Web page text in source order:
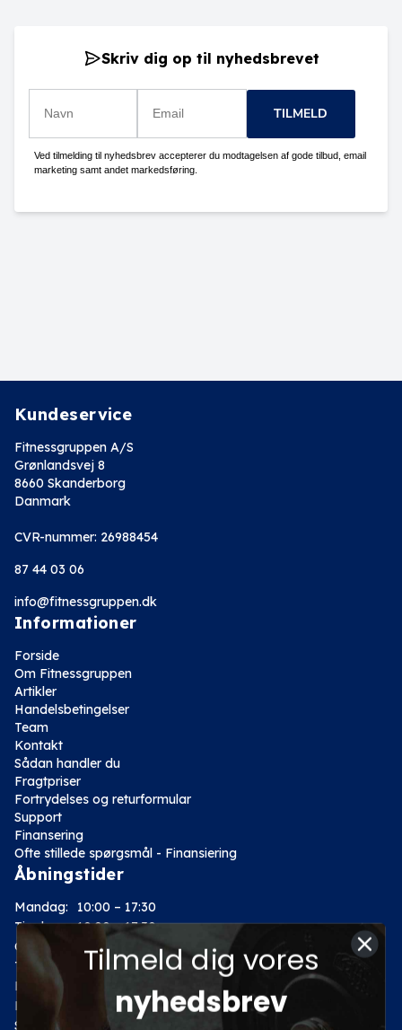
Skriv dig op til nyhedsbrevet
TILMELD
Ved tilmelding til nyhedsbrev accepterer du modtagelsen af gode tilbud, email
marketing samt andet markedsføring.
Kundeservice
Fitnessgruppen A/S
Grønlandsvej 8
8660 Skanderborg
Danmark
CVR-nummer: 26988454
87 44 03 06
info@fitnessgruppen.dk
Informationer
Forside
Om Fitnessgruppen
Artikler
Handelsbetingelser
Team
Kontakt
Sådan handler du
Fragtpriser
Fortrydelses og returformular
Support
Finansering
Ofte stillede spørgsmål - Finansiering
Åbningstider
Mandag:
10:00 – 17:30
Tirsdag: 10:00 – 17:30
Onsdag:
10:00 – 17:30
Torsdag:
10:00 – 17:30
Fredag:
10:00 – 17:30
Lørdag:
10:00 – 14:00
Søndag: Lukket
Tilmeld dig vores
nyhedsbrev